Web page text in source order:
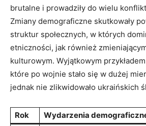
brutalne i prowadziły do wielu
Zmiany demograficzne skutkowały
struktur społecznych, w których
etniczności, jak również
kulturowym. Wyjątkowym
które po wojnie stało się w dużej
jednak nie zlikwidowało ukraińskich
Rok Wydarzenia